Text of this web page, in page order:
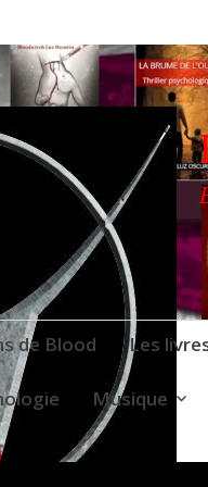
de Blood Les
Musique